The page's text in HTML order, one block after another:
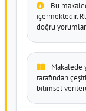
Bu
içermektedir.
doğru
Makalede
tarafından
bilimsel